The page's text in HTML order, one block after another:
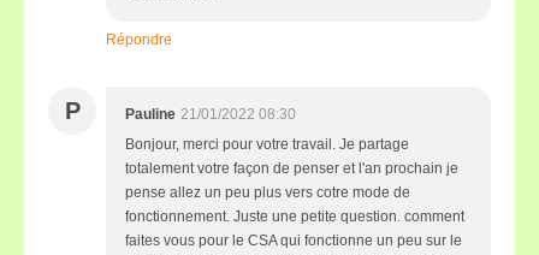
Répondre
P Pauline 21/01/2022 08:30
Bonjour, merci pour votre travail. Je partage
totalement votre façon de penser et l'an prochain je
pense allez un peu plus vers cotre mode de
fonctionnement. Juste une petite question. comment
faites vous pour le CSA qui fonctionne un peu sur le